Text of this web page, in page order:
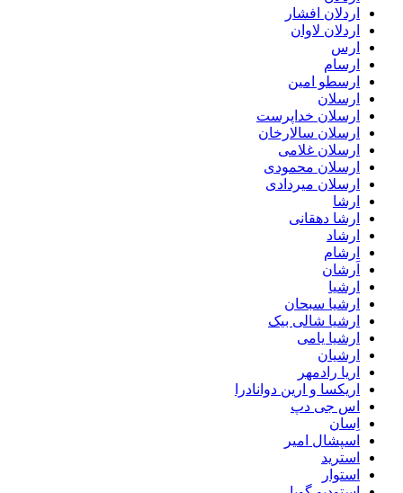
اردلان افشار
اردلان لاوان
ارس
ارسام
ارسطو امین
ارسلان
ارسلان خداپرست
ارسلان سالارخان
ارسلان غلامی
ارسلان محمودی
ارسلان میردادی
ارشا
ارشا دهقانی
ارشاد
ارشام
اَرشان
ارشیا
ارشیا سبحان
ارشیا شالی بیک
ارشیا یامی
ارشیان
اریا رادمهر
اریکسا و ارین دوانادرا
اس جی دپ
اِسان
اسپشال امیر
استرید
استوار